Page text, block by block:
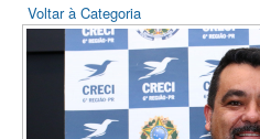
Voltar à Categoria